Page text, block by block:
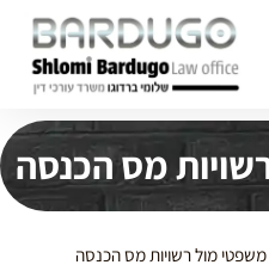
מס הכנסה
משפטי מול רשויות מס הכנסה